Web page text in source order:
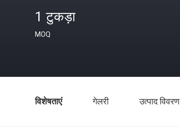
1 टुकड़ा
MOQ
विशेषताएं गेलरी उत्पाद विवरण